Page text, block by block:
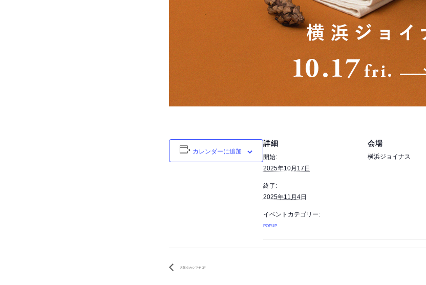
カレンダーに追加
詳細
開始:
2025年10月17日
終了:
2025年11月4日
イベントカテゴリー:
POPUP
会場
横浜ジョイナス
大阪タカシマヤ 3F